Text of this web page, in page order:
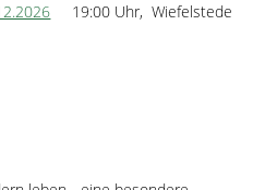
19:00 Uhr, Wiefelstede